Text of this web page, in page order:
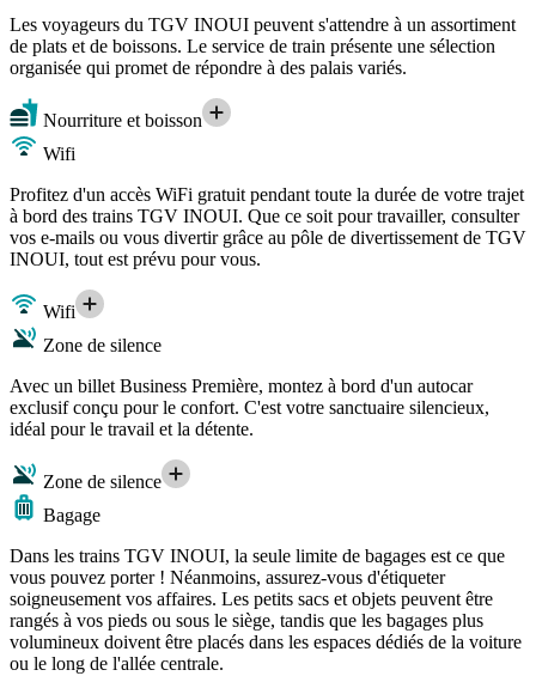
Les voyageurs du TGV INOUI peuvent s'attendre à un assortiment
de plats et de boissons. Le service de train présente une sélection
organisée qui promet de répondre à des palais variés.
Nourriture et boisson
Wifi
Profitez d'un accès WiFi gratuit pendant toute la durée de votre trajet
à bord des trains TGV INOUI. Que ce soit pour travailler, consulter
vos e-mails ou vous divertir grâce au pôle de divertissement de TGV
INOUI, tout est prévu pour vous.
Wifi
Zone de silence
Avec un billet Business Première, montez à bord d'un autocar
exclusif conçu pour le confort. C'est votre sanctuaire silencieux,
idéal pour le travail et la détente.
Zone de silence
Bagage
Dans les trains TGV INOUI, la seule limite de bagages est ce que
vous pouvez porter ! Néanmoins, assurez-vous d'étiqueter
soigneusement vos affaires. Les petits sacs et objets peuvent être
rangés à vos pieds ou sous le siège, tandis que les bagages plus
volumineux doivent être placés dans les espaces dédiés de la voiture
ou le long de l'allée centrale.